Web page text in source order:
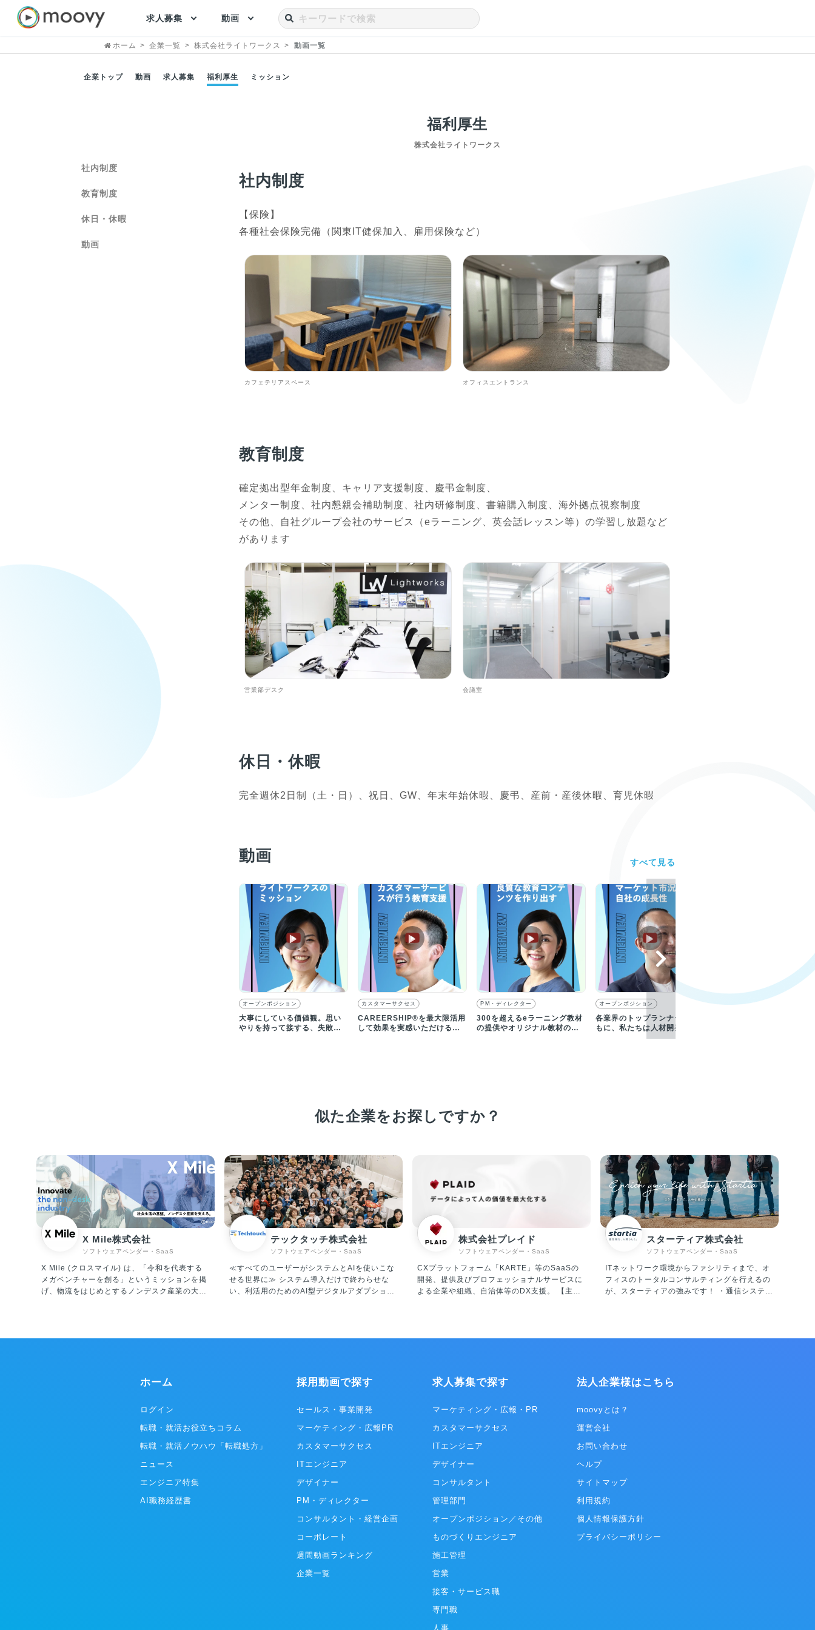
求人募集 動画
ホーム 企業一覧 株式会社ライトワークス 動画一覧
企業トップ 動画 求人募集 福利厚生 ミッション
社内制度
教育制度
休日・休暇
動画
福利厚生
株式会社ライトワークス
社内制度
【保険】
各種社会保険完備（関東IT健保加入、雇用保険など）
カフェテリアスペース オフィスエントランス
教育制度
確定拠出型年金制度、キャリア支援制度、慶弔金制度、
メンター制度、社内懇親会補助制度、社内研修制度、書籍購入制度、海外拠点視察制度
その他、自社グループ会社のサービス（eラーニング、英会話レッスン等）の学習し放題など
があります
営業部デスク 会議室
休日・休暇
完全週休2日制（土・日）、祝日、GW、年末年始休暇、慶弔、産前・産後休暇、育児休暇
動画 すべて見る
▶︎
オープンポジション
大事にしている価値観。思い
やりを持って接する、失敗を
▶︎
カスタマーサクセス
CAREERSHIP®︎を最大限活用
して効果を実感いただけるよ
▶︎
PM・ディレクター
300を超えるeラーニング教材
の提供やオリジナル教材の開
▶︎
オープンポジション
各業界のトップランナーとと
もに、私たちは人材開発業界
にイノベーションを起こしま
セールス・事業開発
似た企業をお探しですか？
X Mile株式会社
ソフトウェアベンダー・SaaS
X Mile (クロスマイル) は、「令和を代表する
メガベンチャーを創る」というミッションを掲
げ、物流をはじめとするノンデスク産業の大き
産業の市場規模は合計100兆円にも上り、「人
ワーカーと企業とを結びつけるサービスを提供
事業者向けの人材採用システム『X Work（ク
に特化したエージェントの『ドライバーキャリ
ア』『整備士キャリア』『建職キャリア』を運
営しています。 現在、5,000社以上のクライア
ントと取引しており、業界トップクラスの各社
けて成果報酬型サービスを実施し、導入のしや
すさから新たなクライアントを獲得し急成長を
テックタッチ株式会社
ソフトウェアベンダー・SaaS
≪すべてのユーザーがシステムとAIを使いこな
せる世界に≫ システム導入だけで終わらせな
い、利活用のためのAI型デジタルアダプション
チ」は、ユーザーが十分に使いこなせていない
ーションによるUI改善や自動操作による生産性
ドすることができ、主に従業員数千人～数万人
だいています。 ▼テックタッチの機能紹介（一
例） ・どのタイミングで何を入力すればいい
のかをステップごとに教えてくれる ・入力ミ
スを事前に検知（半角／全角、(株)／株式会社
員が、どの項目で躓いているのかが分かる ・
自動入力機能で顧客のIDを間違いなく入力（ダ
年6月 シード調達：1.2億円 2020年6月 シ
リーズA調達：5億円 2023年1月 シリーズB調
雰囲気/特徴 ・大人な雰囲気のスタートアッ
プ！メリハリつけた働き方が可能 周りへの配慮
を大切にした、優しいメンバーが揃っており、
株式会社プレイド
ソフトウェアベンダー・SaaS
CXプラットフォーム「KARTE」等のSaaSの
開発、提供及びプロフェッショナルサービスに
よる企業や組織、自治体等のDX支援。 【主な
ズまでを一気通貫で実装できる、CX(顧客体験)
を代表する大企業や地域経済を支える中小企
のパートナーと共に、データを活用した顧客視
ています。 ・「PLAID ALPHA」 これまでプレ
イドが積み上げてきた体験設計やテクノロジ
ー・データ活用に係る知見･経験に基づき、CX
変革に向けた全体計画/設計から実行までを一気
Ecosystem」 膨大なカスタマーデータをリア
ルタイムに解析できるKARTEのテクノロジー
ューションを開発提供しています。
スターティア株式会社
ソフトウェアベンダー・SaaS
ITネットワーク環境からファシリティまで、オ
フィスのトータルコンサルティングを行えるの
が、スターティアの強みです！ ・通信システム
売、LED照明、空調機器の販売、電子ブレーカ
ホーム
ログイン
転職・就活お役立ちコラム
転職・就活ノウハウ「転職処方」
ニュース
エンジニア特集
AI職務経歴書
採用動画で探す
セールス・事業開発
マーケティング・広報PR
カスタマーサクセス
ITエンジニア
デザイナー
PM・ディレクター
コンサルタント・経営企画
コーポレート
週間動画ランキング
企業一覧
求人募集で探す
マーケティング・広報・PR
カスタマーサクセス
ITエンジニア
デザイナー
コンサルタント
管理部門
オープンポジション／その他
ものづくりエンジニア
施工管理
営業
接客・サービス職
専門職
人事
法人企業様はこちら
moovyとは？
運営会社
お問い合わせ
ヘルプ
サイトマップ
利用規約
個人情報保護方針
プライバシーポリシー